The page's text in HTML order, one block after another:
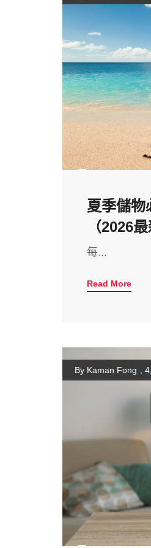
夏季儲物
（2026
每...
Read More
By Kaman Fong